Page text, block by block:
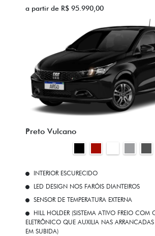
a partir de R$ 95.990,00
Preto Vulcano
INTERIOR ESCURECIDO
LED DESIGN NOS FARÓIS DIANTEIROS
SENSOR DE TEMPERATURA EXTERNA
HILL HOLDER (SISTEMA ATIVO FREIO COM
ELETRÔNICO QUE AUXILIA NAS
EM SUBIDA)